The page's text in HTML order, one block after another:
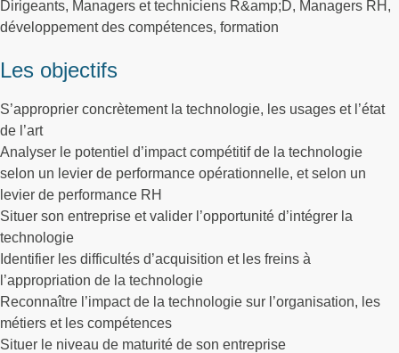
Dirigeants, Managers et techniciens R&amp;D, Managers RH,
développement des compétences, formation
Les objectifs
S’approprier concrètement la technologie, les usages et l’état
de l’art
Analyser le potentiel d’impact compétitif de la technologie
selon un levier de performance opérationnelle, et selon un
levier de performance RH
Situer son entreprise et valider l’opportunité d’intégrer la
technologie
Identifier les difficultés d’acquisition et les freins à
l’appropriation de la technologie
Reconnaître l’impact de la technologie sur l’organisation, les
métiers et les compétences
Situer le niveau de maturité de son entreprise